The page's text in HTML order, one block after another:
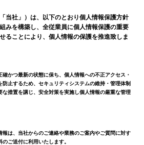
当社」）は、以下のとおり個人情報保護方針
みを構築し、全従業員に個人情報保護の重要
ることにより、個人情報の保護を推進致しま
かつ最新の状態に保ち、個人情報への不正アクセス・
止するため、セキュリティシステムの維持・管理体制
な措置を講じ、安全対策を実施し個人情報の厳重な管理
報は、当社からのご連絡や業務のご案内やご質問に対す
ご送付に利用いたします。